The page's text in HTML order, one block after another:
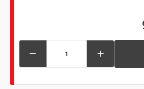
 